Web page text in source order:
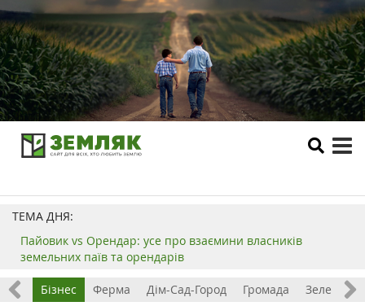
ТЕМА ДНЯ:
Пайовик vs Орендар: усе про взаємини власників
земельних паїв та орендарів
Бізнес Ферма Дім-Сад-Город Громада Зелений